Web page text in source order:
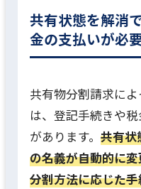
共有状態を解消
金の支払いが必
共有物分割請求に
は、登記手続きや
があります。 共有状
の名義が自動的に
分割方法に応じた